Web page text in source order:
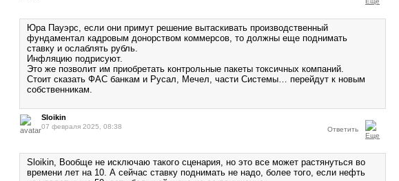
Юра Пауэрс, если они примут решение вытаскивать производственный
фундаментал кадровым донорством коммерсов, то должны еще поднимать
ставку и ослаблять рубль.
Инфляцию подрисуют.
Это же позволит им приобретать контрольные пакеты токсичных компаний.
Стоит сказать ФАС банкам и Русал, Мечел, части Системы… перейдут к новым
собственникам.
Sloikin
07 февраля 2025, 08:38 Ответить
Sloikin, Вообще не исключаю такого сценария, но это все может растянуться во
времени лет на 10. А сейчас ставку поднимать не надо, более того, если нефть